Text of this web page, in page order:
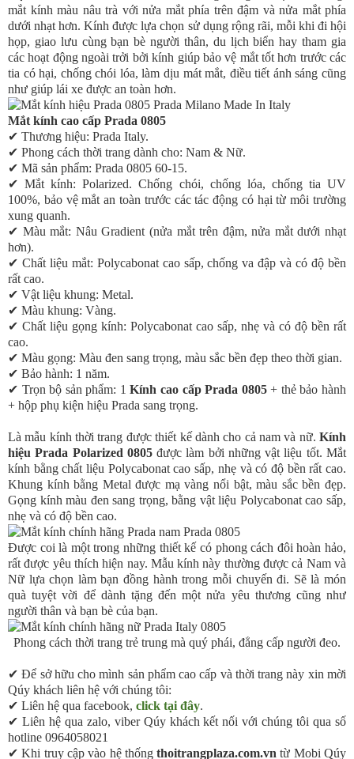
Đồng hồ Burberry nữ
Đồng hồ Emporio Armani nữ
Đồng hồ Omega nữ
Đồng hồ Citizen Eco Drive nữ
Đồng hồ Tissot nữ
Đồng hồ Casio nữ
Đồng hồ Franck Muller nữ
Đồng hồ Cartier nữ
Đồng hồ Piaget nữ
Kính mắt
Kính mắt Porsche
Kính mắt Rayban
Kính mắt Cartier
Kính mắt Dior
Kính mắt Gucci
Kính mắt BMW
Kính mắt Miu Miu
Kính mắt Chanel
Kính mắt Mont Blanc
Kính mắt Hermes
Kính mắt Kenzo
Kính Cơn Ao
Kính mắt Night View
Kính mắt Louis Vuitton
Kính mắt Mercedes Benz
Kính mắt Gentle Monster
Kính mắt Emporio Armani
mắt kính màu nâu trà với nửa mắt phía trên đậm và nửa mắt phía
dưới nhạt hơn. Kính được lựa chọn sử dụng rộng rãi, mỗi khi đi hội
họp, giao lưu cùng bạn bè người thân, du lịch biển hay tham gia
các hoạt động ngoài trởi bởi kính giúp bảo vệ mắt tốt hơn trước các
tia có hại, chống chói lóa, làm dịu mát mắt, điều tiết ánh sáng cũng
như giúp lái xe được an toàn hơn.
Mắt kính cao cấp Prada 0805
✔ Thương hiệu: Prada Italy.
✔ Phong cách thời trang dành cho: Nam & Nữ.
✔ Mã sản phẩm: Prada 0805 60-15.
✔ Mắt kính: Polarized. Chống chói, chống lóa, chống tia UV
100%, bảo vệ mắt an toàn trước các tác động có hại từ môi trường
xung quanh.
✔ Màu mắt: Nâu Gradient (nửa mắt trên đậm, nửa mắt dưới nhạt
hơn).
✔ Chất liệu mắt: Polycabonat cao sấp, chống va đập và có độ bền
rất cao.
✔ Vật liệu khung: Metal.
✔ Màu khung: Vàng.
✔ Chất liệu gọng kính: Polycabonat cao sấp, nhẹ và có độ bền rất
cao.
✔ Màu gọng: Màu đen sang trọng, màu sắc bền đẹp theo thời gian.
✔ Bảo hành: 1 năm.
✔ Trọn bộ sản phẩm: 1Kính cao cấp Prada 0805+ thẻ bảo hành
+ hộp phụ kiện hiệu Prada sang trọng.
Là mẫu kính thời trang được thiết kế dành cho cả nam và nữ. Kính
hiệu Prada Polarized 0805được làm bởi những vật liệu tốt. Mắt
kính bằng chất liệu Polycabonat cao sấp, nhẹ và có độ bền rất cao.
Khung kính bằng Metal được mạ vàng nổi bật, màu sắc bền đẹp.
Gọng kính màu đen sang trọng, bằng vật liệu Polycabonat cao sấp,
nhẹ và có độ bền cao.
Được coi là một trong những thiết kế có phong cách đôi hoàn hảo,
rất được yêu thích hiện nay. Mẫu kính này thường được cả Nam và
Nữ lựa chọn làm bạn đồng hành trong mỗi chuyến đi. Sẽ là món
quà tuyệt vời để dành tặng đến một nửa yêu thương cũng như
người thân và bạn bè của bạn.
Phong cách thời trang trẻ trung mà quý phái, đẳng cấp người đeo.
✔ Để sở hữu cho mình sản phẩm cao cấp và thời trang này xin mời
Qúy khách liên hệ với chúng tôi:
✔ Liên hệ qua facebook, click tại đây.
✔ Liên hệ qua zalo, viber Qúy khách kết nối với chúng tôi qua số
hotline 0964058021
✔ Khi truy cập vào hệ thốngthoitrangplaza.com.vn từ Mobi Qúy